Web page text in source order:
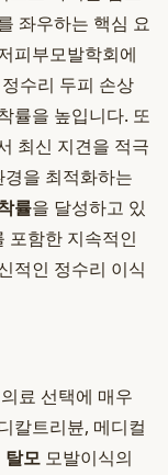
좌우하는 핵심 요
피부모발학회에
수리 두피 손상
률을 높입니다. 또
최신 지견을 적극
을 최적화하는
률을 달성하고 있
포함한 지속적인
적인 정수리 이식
료 선택에 매우
칼트리뷴, 메디컬
탈모 모발이식의